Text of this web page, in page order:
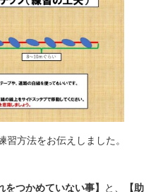
方法をお伝えしました。
をつかめていない事】 と、
【助